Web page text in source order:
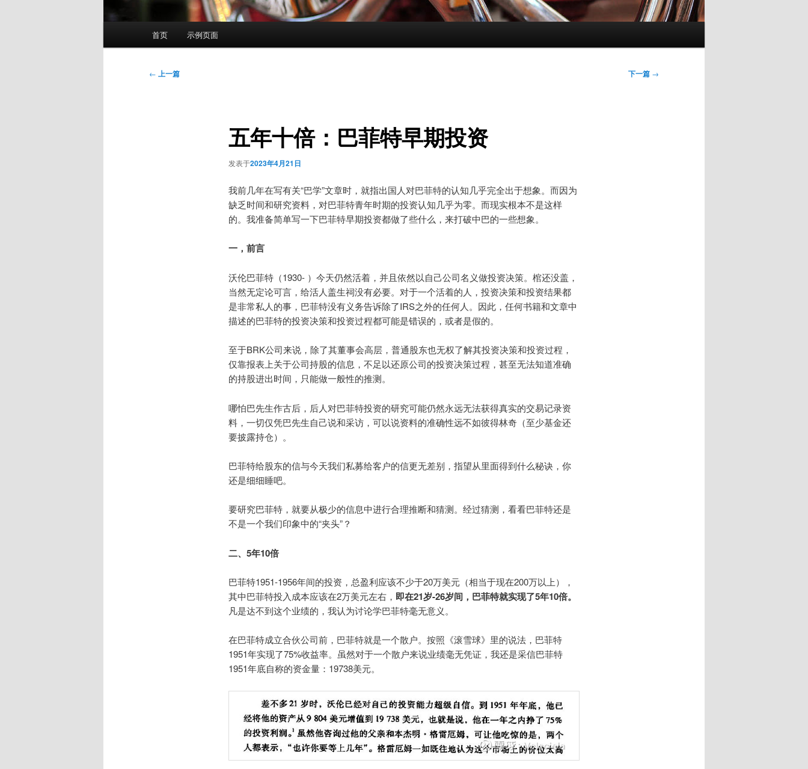
首页 示例页面
文
← 上一篇 下一篇 →
五年十倍：巴菲特早期投资
发表于2023年4月21日
我前几年在写有关“巴学”文章时，就指出国人对巴菲特的认知几乎完全出于想象。而因为
缺乏时间和研究资料，对巴菲特青年时期的投资认知几乎为零。而现实根本不是这样
的。我准备简单写一下巴菲特早期投资都做了些什么，来打破中巴的一些想象。
一，前言
沃伦巴菲特（1930- ）今天仍然活着，并且依然以自己公司名义做投资决策。棺还没盖，
当然无定论可言，给活人盖生祠没有必要。对于一个活着的人，投资决策和投资结果都
是非常私人的事，巴菲特没有义务告诉除了IRS之外的任何人。因此，任何书籍和文章中
描述的巴菲特的投资决策和投资过程都可能是错误的，或者是假的。
至于BRK公司来说，除了其董事会高层，普通股东也无权了解其投资决策和投资过程，
仅靠报表上关于公司持股的信息，不足以还原公司的投资决策过程，甚至无法知道准确
的持股进出时间，只能做一般性的推测。
哪怕巴先生作古后，后人对巴菲特投资的研究可能仍然永远无法获得真实的交易记录资
料，一切仅凭巴先生自己说和采访，可以说资料的准确性远不如彼得林奇（至少基金还
要披露持仓）。
巴菲特给股东的信与今天我们私募给客户的信更无差别，指望从里面得到什么秘诀，你
还是细细睡吧。
要研究巴菲特，就要从极少的信息中进行合理推断和猜测。经过猜测，看看巴菲特还是
不是一个我们印象中的“夹头”？
二、5年10倍
巴菲特1951-1956年间的投资，总盈利应该不少于20万美元（相当于现在200万以上），
其中巴菲特投入成本应该在2万美元左右， 即在21岁-26岁间，巴菲特就实现了5年10倍。
凡是达不到这个业绩的，我认为讨论学巴菲特毫无意义。
在巴菲特成立合伙公司前，巴菲特就是一个散户。按照《滚雪球》里的说法，巴菲特
1951年实现了75%收益率。虽然对于一个散户来说业绩毫无凭证，我还是采信巴菲特
1951年底自称的资金量：19738美元。